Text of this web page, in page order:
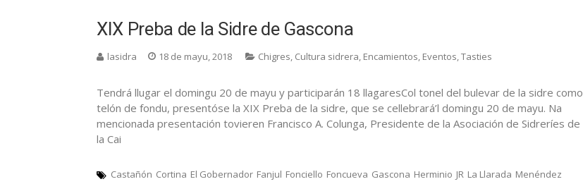
XIX Preba de la Sidre de Gascona
lasidra 18 de mayu, 2018 Chigres, Cultura sidrera, Encamientos, Eventos,Tasties
Tendrá llugar el domingu 20 de mayu y participarán 18 llagaresCol tonel del bulevar de la sidre como
telón de fondu, presentóse la XIX Preba de la sidre, que se cellebrará’l domingu 20 de mayu. Na
mencionada presentación tovieren Francisco A. Colunga, Presidente de la Asociación de Sidreríes de
la Cai
Castañón Cortina El Gobernador Fanjul Fonciello Foncueva Gascona Herminio JR La Llarada Menéndez